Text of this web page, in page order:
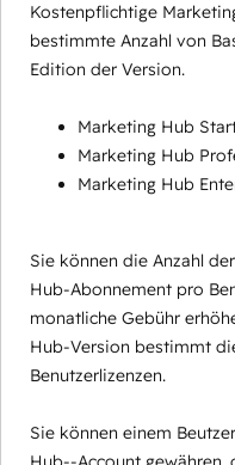
Kostenpflichtige
bestimmte Anzahl von
Edition der Version.
Marketing Hub
Marketing Hub
Marketing Hub
Sie können die Anzahl
Hub-Abonnement pro
monatliche Gebühr
Hub-Version bestimmt
Benutzerlizenzen.
Sie können einem